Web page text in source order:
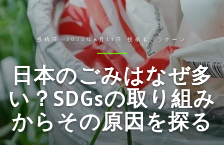
投稿日:2022年6月11日 投稿者: ラクーン
日本のごみはなぜ多
い？SDGsの取り組み
からその原因を探る
Skip